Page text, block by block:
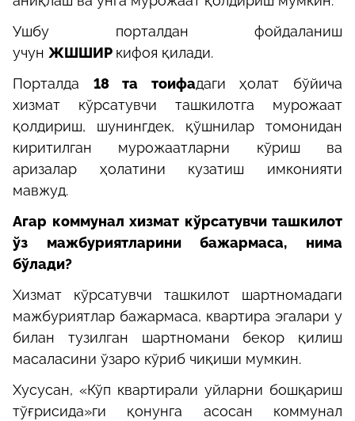
Ушбу порталдан фойдаланиш
учун ЖШШИР кифоя қилади.
Порталда 18 та тоифадаги ҳолат бўйича
хизмат кўрсатувчи ташкилотга мурожаат
қолдириш, шунингдек, қўшнилар томонидан
киритилган мурожаатларни кўриш ва
аризалар ҳолатини кузатиш имконияти
мавжуд.
Агар коммунал хизмат кўрсатувчи ташкилот
ўз мажбуриятларини бажармаса, нима
бўлади?
Хизмат кўрсатувчи ташкилот шартномадаги
мажбуриятлар бажармаса, квартира эгалари у
билан тузилган шартномани бекор қилиш
масаласини ўзаро кўриб чиқиши мумкин.
Хусусан, «Кўп квартирали уйларни бошқариш
тўғрисида»ги қонунга асосан коммунал